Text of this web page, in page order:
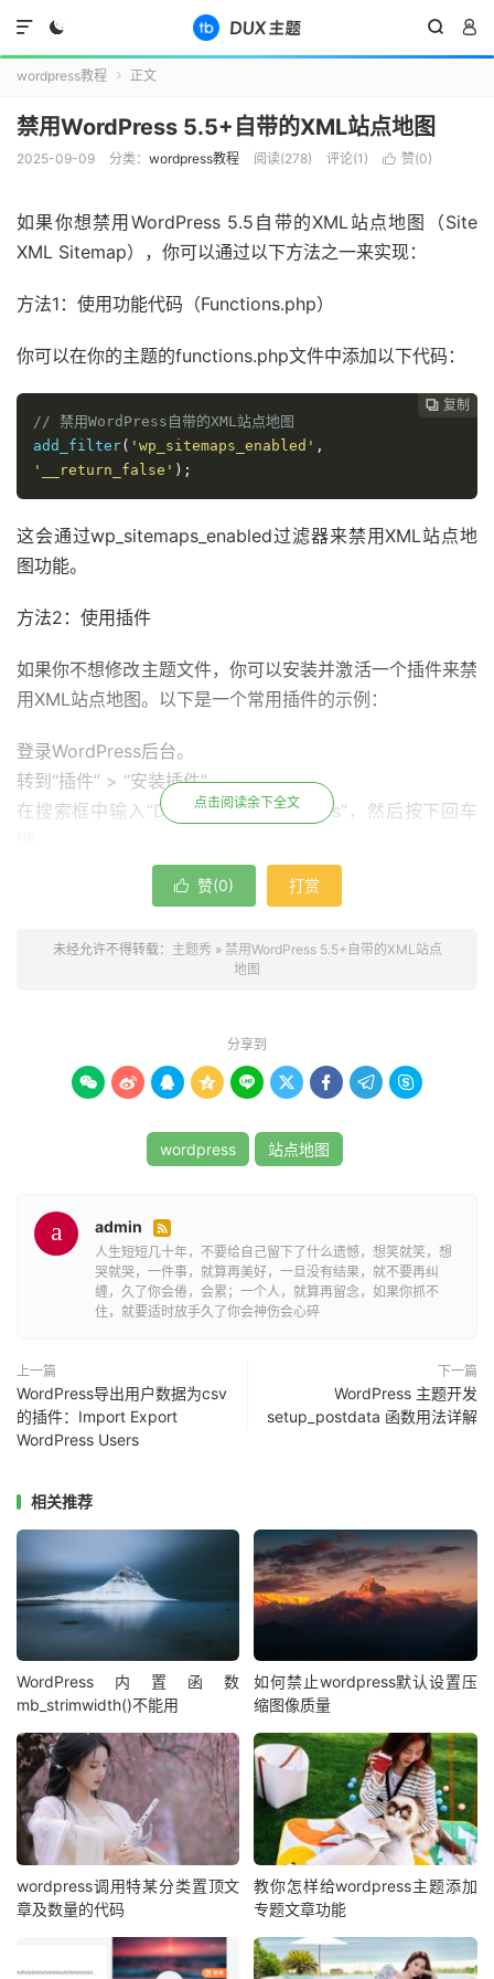
  

wordpress教程  正文
禁用WordPress 5.5+自带的XML站点地图
2025-09-09 分类： wordpress教程 阅读(278) 评论(1)  赞(0)
如果你想禁用WordPress 5.5自带的XML站点地图（Site
XML Sitemap），你可以通过以下方法之一来实现：
方法1：使用功能代码（Functions.php）
你可以在你的主题的functions.php文件中添加以下代码：
 复制
 复制
 复制
// 禁用WordPress自带的XML站点地图
add_filter( 'wp_sitemaps_enabled' ,
'__return_false' );
这会通过wp_sitemaps_enabled过滤器来禁用XML站点地
图功能。
方法2：使用插件
如果你不想修改主题文件，你可以安装并激活一个插件来禁
用XML站点地图。以下是一个常用插件的示例：
登录WordPress后台。
转到“插件” > “安装插件”。
在搜索框中输入“Disable XML Sitemaps”，然后按下回车
找到“Disable XML Sitemaps”插件并点击“安装”。
安装完成后，点击“激活”以启用插件。
地图，只需停用插件或删除添加到functions.php文件的代
码即可。
在禁用XML站点地图之前，确保你了解禁用它可能对你的网
站产生的影响，并根据需要采取适当的措施来保护SEO和用
点击阅读余下全文
 赞(0) 打赏
未经允许不得转载： 主题秀 » 禁用WordPress 5.5+自带的XML站点
地图
分享到
        
wordpress 站点地图
admin 
人生短短几十年，不要给自己留下了什么遗憾，想笑就笑，想
哭就哭，一件事，就算再美好，一旦没有结果，就不要再纠
缠，久了你会倦，会累；一个人，就算再留念，如果你抓不
住，就要适时放手久了你会神伤会心碎
上一篇
WordPress导出用户数据为csv
的插件：Import Export
WordPress Users
下一篇
WordPress 主题开发
setup_postdata 函数用法详解
相关推荐
WordPress内置函数
mb_strimwidth()不能用
如何禁止wordpress默认设置压
缩图像质量
wordpress调用特某分类置顶文
章及数量的代码
教你怎样给wordpress主题添加
专题文章功能